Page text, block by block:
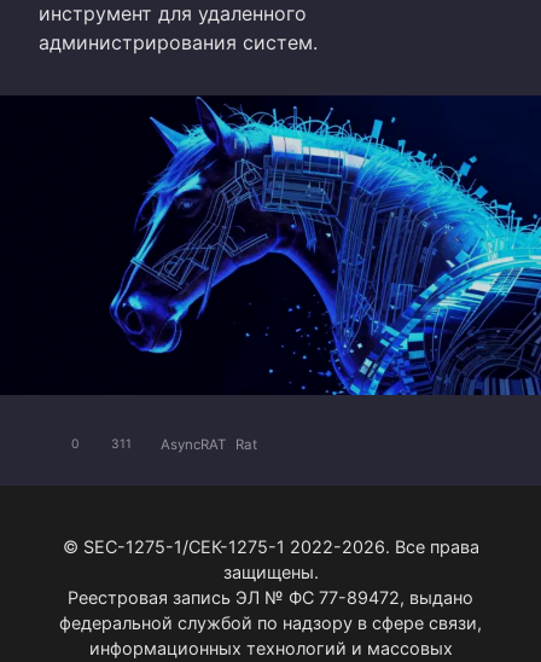
инструмент для удаленного
администрирования систем.
0 311 AsyncRAT Rat
© SEC-1275-1/СЕК-1275-1 2022-2026. Все права
защищены.
Реестровая запись ЭЛ № ФС 77-89472, выдано
федеральной службой по надзору в сфере связи,
информационных технологий и массовых